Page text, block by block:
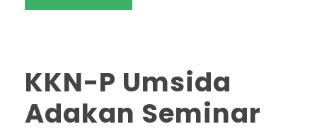
KKN-P Umsida
Adakan Seminar